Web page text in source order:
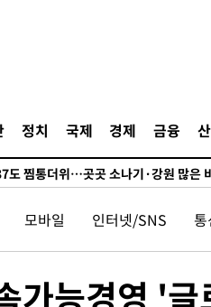
정치 국제 경제 금융
볼라환자 4천명 돌파, 4053명 발생
폭 하락"…수도권 폭염중대경보, 폭염
청 지원 검사들, 정원 초과 시 낮은 계
스, 용인·청주 팹에 54조 투자…"AI 메
판 성 접대 7경기 들여다보니…한국 축
닥, 2.86포인트(0.36%) 내린 798.81
달러 환율, 7.7원 내린 1416.1원 마감
모바일 인터넷/SNS 통
가능경영 '